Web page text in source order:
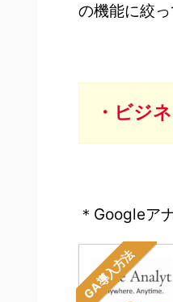
の機能に絞
・ビジ
＊Googleア
GA導入方法